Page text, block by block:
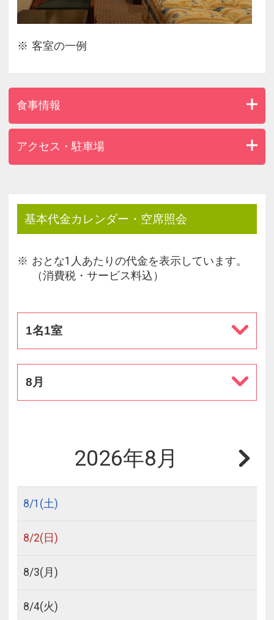
当館を拠点に六郷満山三十三ヶ寺霊場めぐりへも便
利です。
・ハーモニーランド…当ホテルより車で50分
・両子寺＆文殊仙寺まで車で30分。
客室の一例
食事情報
アクセス・駐車場
基本代金カレンダー・空席照会
おとな1人あたりの代金を表示しています。
（消費税・サービス料込）
1名1室
8月
2026年8月
8/1 (土)
8/2(日)
8/3(月)
8/4(火)